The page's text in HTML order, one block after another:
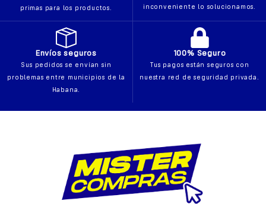
primas para los productos.
inconveniente lo solucionamos.
Envíos seguros
Sus pedidos se envían sin
problemas entre municipios de la
Habana.
100% Seguro
Tus pagos están seguros con
nuestra red de seguridad privada.